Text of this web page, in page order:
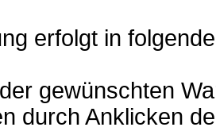
erfolgt in
gewünschten
durch Anklicken